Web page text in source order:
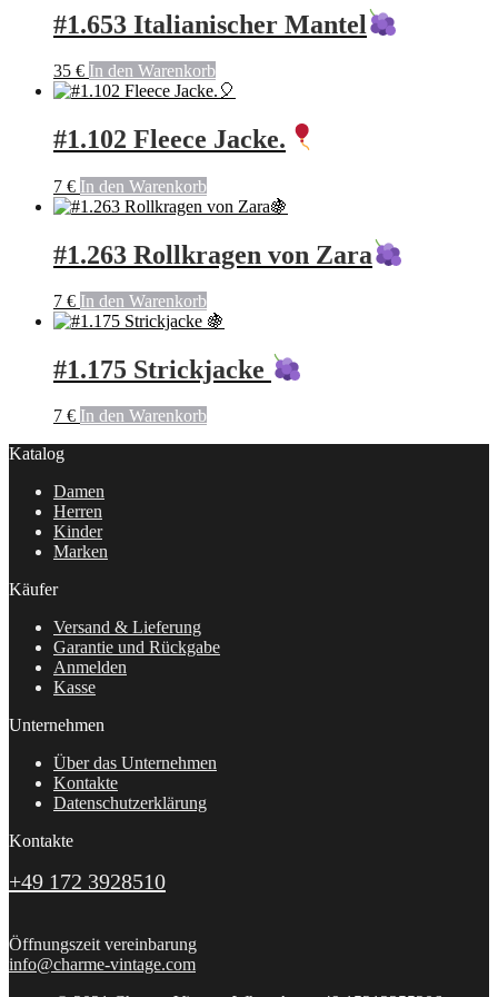
#1.653 Italianischer Mantel
35 € In den Warenkorb
#1.102 Fleece Jacke.
7 € In den Warenkorb
#1.263 Rollkragen von Zara
7 € In den Warenkorb
#1.175 Strickjacke
7 € In den Warenkorb
Katalog
Damen
Herren
Kinder
Marken
Käufer
Versand & Lieferung
Garantie und Rückgabe
Anmelden
Kasse
Unternehmen
Über das Unternehmen
Kontakte
Datenschutzerklärung
Kontakte
+49 172 3928510
Öffnungszeit vereinbarung
info@charme-vintage.com